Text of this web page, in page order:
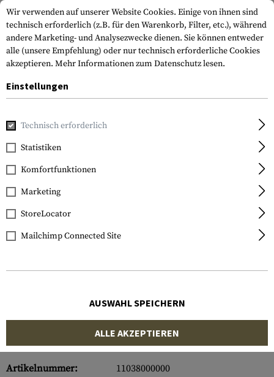
Home Outdoor & Survival Montagen & Zubehör
Nitecore
LMA1 Mount for FAST
ARC Rails
Artikelnummer:
11038000000
Wir verwenden auf unserer Website Cookies. Einige von ihnen sind
technisch erforderlich (z.B. für den Warenkorb, Filter, etc.), während
andere Marketing- und Analysezwecke dienen. Sie können entweder
alle (unsere Empfehlung) oder nur technisch erforderliche Cookies
akzeptieren. Mehr Informationen zum Datenschutz lesen.
Einstellungen
Technisch erforderlich
Statistiken
Komfortfunktionen
Marketing
StoreLocator
Mailchimp Connected Site
AUSWAHL SPEICHERN
ALLE AKZEPTIEREN